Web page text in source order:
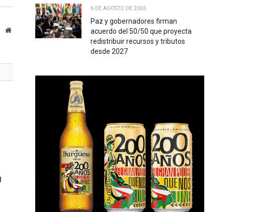
Website
6 DE AGOSTO DE 2026
Paz y gobernadores firman
acuerdo del 50/50 que proyecta
redistribuir recursos y tributos
desde 2027